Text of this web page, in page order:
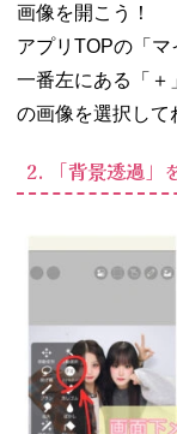
画像を開こう！
アプリTOPの「
一番左にある「＋
の画像を選択し
2. 「背景透過」